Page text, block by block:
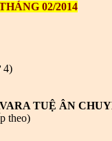
02/2014
4)
TUỆ ÂN
theo)